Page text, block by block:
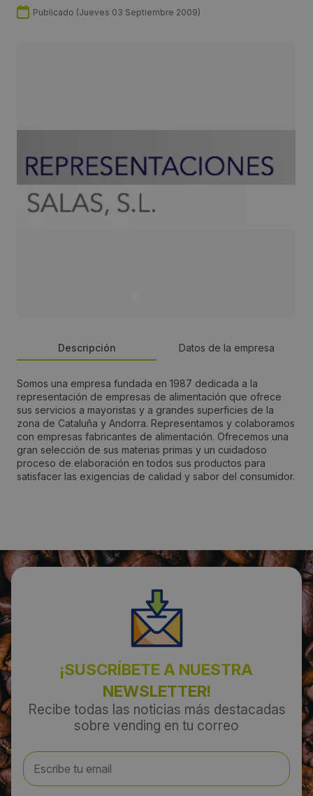
Publicado (Jueves 03 Septiembre 2009)
Descripción Datos de la empresa
Somos una empresa fundada en 1987 dedicada a la
representación de empresas de alimentación que ofrece
sus servicios a mayoristas y a grandes superficies de la
zona de Cataluña y Andorra. Representamos y colaboramos
con empresas fabricantes de alimentación. Ofrecemos una
gran selección de sus materias primas y un cuidadoso
proceso de elaboración en todos sus productos para
satisfacer las exigencias de calidad y sabor del consumidor.
Persona de contacto:
Juan Salas
Dirección:
Rambla Volart, 89 Local 3
Barcelona
País:
Teléfono:
¡SUSCRÍBETE A NUESTRA
NEWSLETTER!
Recibe todas las noticias más destacadas
sobre vending en tu correo